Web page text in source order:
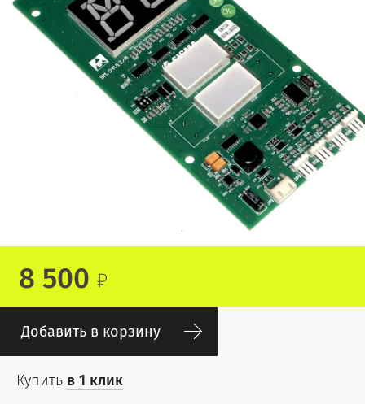
8 500
Добавить в корзину
Купить в 1 клик